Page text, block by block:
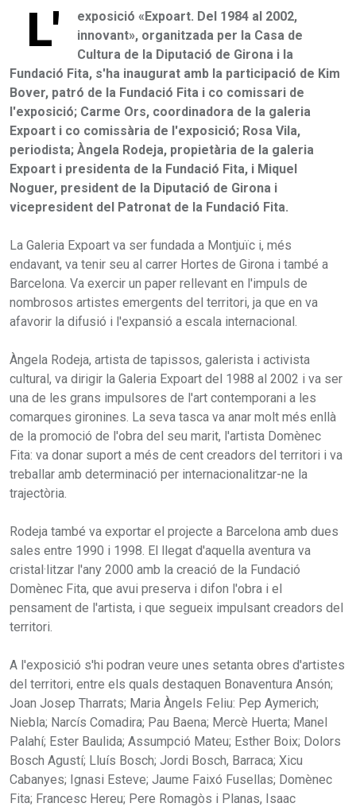
L'
exposició «Expoart. Del 1984 al 2002,
innovant», organitzada per la Casa de
Cultura de la Diputació de Girona i la
Fundació Fita, s'ha inaugurat amb la participació de Kim
Bover, patró de la Fundació Fita i co comissari de
l'exposició; Carme Ors, coordinadora de la galeria
Expoart i co comissària de l'exposició; Rosa Vila,
periodista; Àngela Rodeja, propietària de la galeria
Expoart i presidenta de la Fundació Fita, i Miquel
Noguer, president de la Diputació de Girona i
vicepresident del Patronat de la Fundació Fita.
La Galeria Expoart va ser fundada a Montjuïc i, més
endavant, va tenir seu al carrer Hortes de Girona i també a
Barcelona. Va exercir un paper rellevant en l'impuls de
nombrosos artistes emergents del territori, ja que en va
afavorir la difusió i l'expansió a escala internacional.
Àngela Rodeja, artista de tapissos, galerista i activista
cultural, va dirigir la Galeria Expoart del 1988 al 2002 i va ser
una de les grans impulsores de l'art contemporani a les
comarques gironines. La seva tasca va anar molt més enllà
de la promoció de l'obra del seu marit, l'artista Domènec
Fita: va donar suport a més de cent creadors del territori i va
treballar amb determinació per internacionalitzar-ne la
trajectòria.
Rodeja també va exportar el projecte a Barcelona amb dues
sales entre 1990 i 1998. El llegat d'aquella aventura va
cristal·litzar l'any 2000 amb la creació de la Fundació
Domènec Fita, que avui preserva i difon l'obra i el
pensament de l'artista, i que segueix impulsant creadors del
territori.
A l'exposició s'hi podran veure unes setanta obres d'artistes
del territori, entre els quals destaquen Bonaventura Ansón;
Joan Josep Tharrats; Maria Àngels Feliu: Pep Aymerich;
Niebla; Narcís Comadira; Pau Baena; Mercè Huerta; Manel
Palahí; Ester Baulida; Assumpció Mateu; Esther Boix; Dolors
Bosch Agustí; Lluís Bosch; Jordi Bosch, Barraca; Xicu
Cabanyes; Ignasi Esteve; Jaume Faixó Fusellas; Domènec
Fita; Francesc Hereu; Pere Romagòs i Planas, Isaac